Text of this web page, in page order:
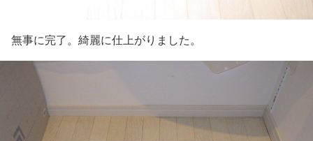
無事に完了。綺麗に仕上がりました。